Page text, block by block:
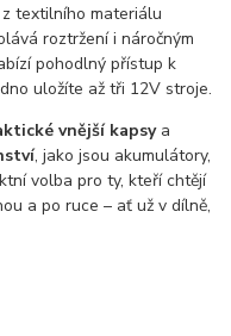
textilního materiálu
roztržení i náročným
pohodlný přístup k
uložíte až tři 12V stroje.
vnější kapsya
, jako jsou akumulátory,
volba pro ty, kteří chtějí
a po ruce – ať už v dílně,